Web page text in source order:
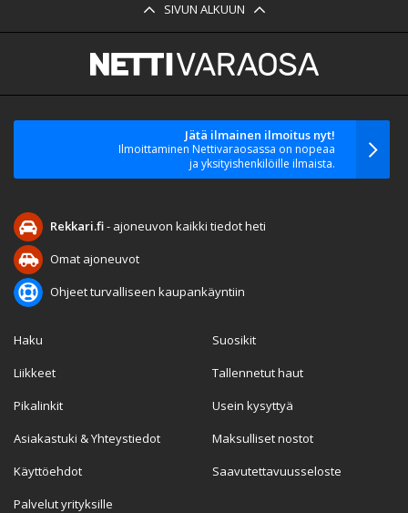
SIVUN ALKUUN
Jätä ilmainen ilmoitus nyt!
Ilmoittaminen Nettivaraosassa on nopeaa
ja yksityishenkilöille ilmaista.
Rekkari.fi- ajoneuvon kaikki tiedot heti
Omat ajoneuvot
Ohjeet turvalliseen kaupankäyntiin
Haku
Liikkeet
Pikalinkit
Asiakastuki & Yhteystiedot
Käyttöehdot
Palvelut yrityksille
Suosikit
Tallennetut haut
Usein kysyttyä
Maksulliset nostot
Saavutettavuusseloste